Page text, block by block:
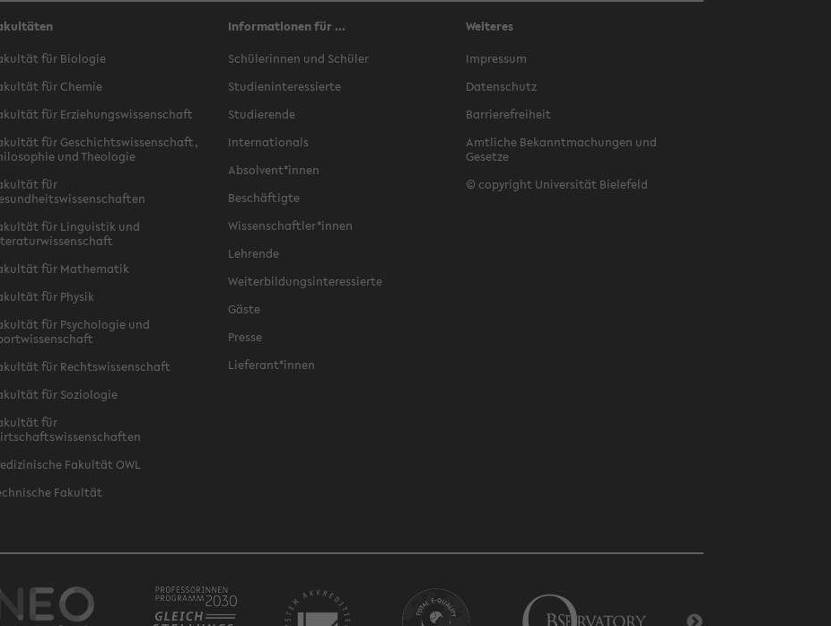
für Biologie
für Chemie
für Erziehungswissenschaft
für Geschichtswissenschaft,
und Theologie
für
für Linguistik und
für Mathematik
für Physik
für Psychologie und
für Rechtswissenschaft
für Soziologie
für
Fakultät OWL
Fakultät
Informationen für ...
Schülerinnen und Schüler
Studieninteressierte
Studierende
Internationals
Absolvent*innen
Beschäftigte
Wissenschaftler*innen
Lehrende
Weiterbildungsinteressierte
Gäste
Presse
Lieferant*innen
Weiteres
Impressum
Datenschutz
Barrierefreiheit
Amtliche Bekanntmachungen und
Gesetze
© copyright Universität Bielefeld